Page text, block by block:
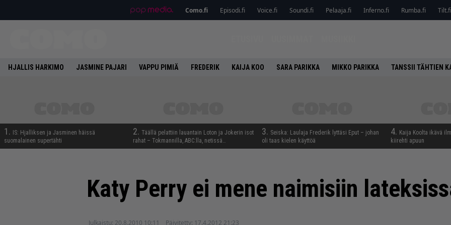
Como.fi Episodi.fi Voice.fi Soundi.fi Pelaaja.fi Inferno.fi Rumba.fi Tilt.fi
HJALLIS HARKIMO JASMINE PAJARI VAPPU PIMIÄ FREDERIK KAIJA KOO SARA PARIKKA MIKKO PARIKKA TANSSII TÄHTIEN
1.
IS: Hjalliksen ja Jasminen häissä
suomalainen supertähti
2. Täällä pelattiin lauantain Loton ja Jokerin isot
rahat – Tokmannilla, ABC:lla, netissä…
3. Seiska: Laulaja Frederik lyttäsi Eput – johan
oli taas kielen käyttöä
4. Kaija Koolta ikävä
kiirehti apuun
Katy Perry ei mene naimisiin
Julkaistu: 20.8.2010 10:11 Päivitetty: 17.4.2012 21:23